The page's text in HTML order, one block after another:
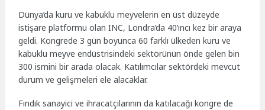
Dünya’da kuru ve kabuklu meyvelerin en üst düzeyde
istişare platformu olan INC, Londra’da 40’ıncı kez bir araya
geldi. Kongrede 3 gün boyunca 60 farklı ülkeden kuru ve
kabuklu meyve endüstrisindeki sektörünün önde gelen bin
300 ismini bir arada olacak. Katılımcılar sektördeki mevcut
durum ve gelişmeleri ele alacaklar.
Fındık sanayici ve ihracatçılarının da katılacağı kongre de